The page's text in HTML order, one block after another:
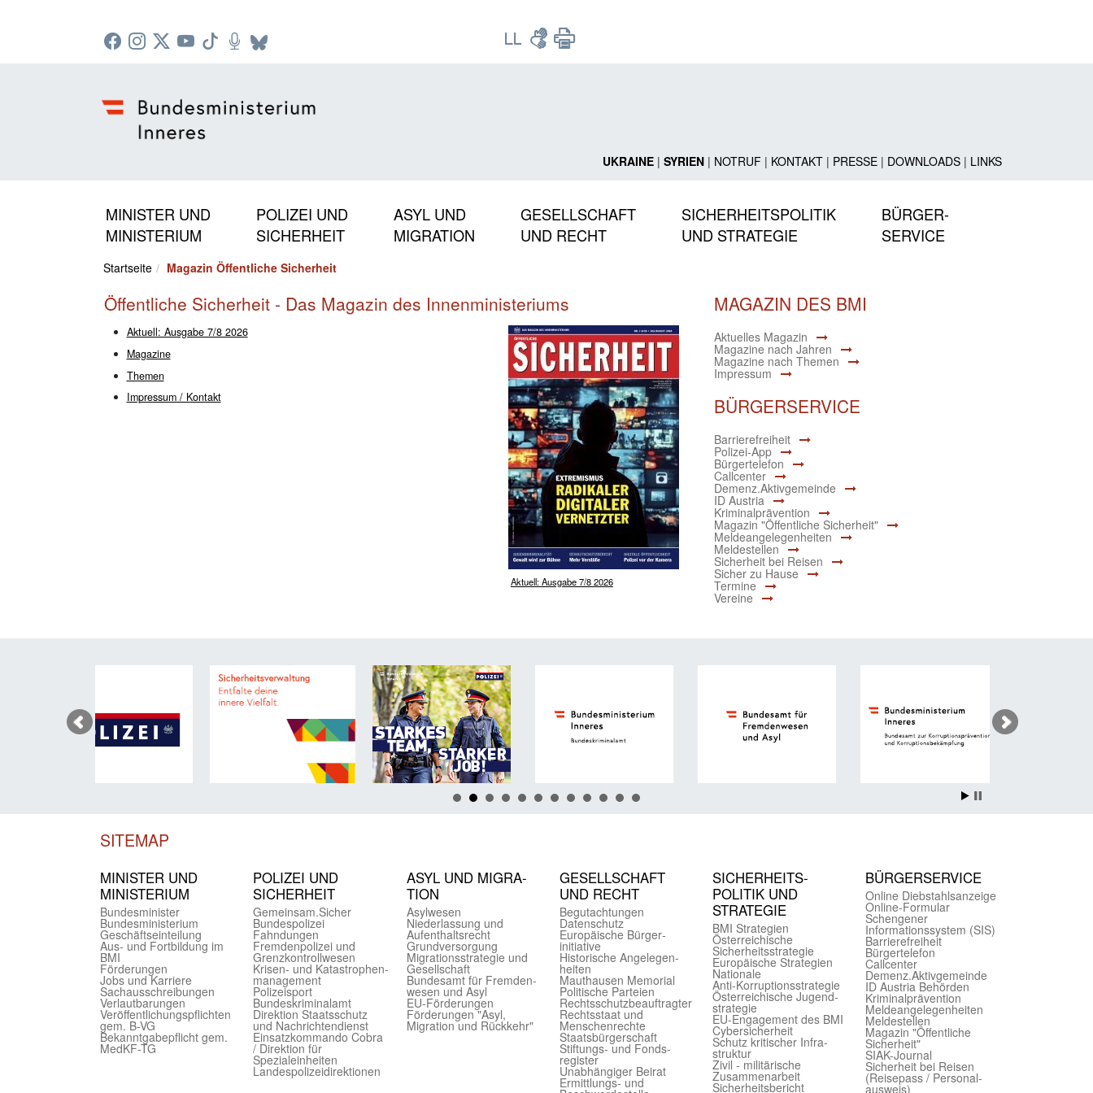
UKRAINE| SYRIEN| NOTRUF| KONTAKT| PRESSE| DOWNLOADS| LINKS
MINISTER UND
MINISTERIUM
POLIZEI UND
SICHERHEIT
ASYL UND
MIGRATION
GESELLSCHAFT
UND RECHT
SICHERHEITSPOLITIK
UND STRATEGIE
BÜRGER-
SERVICE
Startseite Magazin Öffentliche Sicherheit
Öffentliche Sicherheit - Das Magazin des Innenministeriums
Aktuell: Ausgabe 7/8 2026
Aktuell: Ausgabe 7/8 2026
Magazine
Themen
Impressum / Kontakt
MAGAZIN DES BMI
Aktuelles Magazin
Magazine nach Jahren
Magazine nach Themen
Impressum
BÜRGERSERVICE
Barrierefreiheit
Polizei-App
Bürgertelefon
Callcenter
Demenz.Aktivgemeinde
ID Austria
Kriminalprävention
Magazin "Öffentliche Sicherheit"
Meldeangelegenheiten
Meldestellen
Sicherheit bei Reisen
Sicher zu Hause
Termine
Vereine
SITEMAP
MINISTER UND
MINIST­ERIUM
Bundes­minister
Bundes­ministerium
Geschäfts­einteilung
Aus- und Fortbildung im
BMI
Förderungen
Jobs und Karriere
Sachaus­schreibungen
Verlautbarungen
Veröffentlichungspflichten
gem. B-VG
Bekanntgabepflicht gem.
MedKF-TG
POLIZEI UND
SICHER­HEIT
Gemein­sam.Sicher
Bundes­polizei
Fahndungen
Fremdenpolizei und
Grenzkontrollwesen
Krisen- und Katastrophen­
management
Polizeisport
Bundes­kriminal­amt
Direktion Staats­schutz
und Nach­richten­dienst
Einsatz­kommando Cobra
/ Direktion für
Spezialeinheiten
Landes­polizei­direk­tionen
ASYL UND MIGRA­
TION
Asyl­wesen
Nieder­lassung und
Aufent­halts­recht
Grund­versorgung
Migrations­strategie und
Gesell­schaft
Bundes­amt für Fremden­
wesen und Asyl
EU-Förde­rungen
Förderungen "Asyl,
Migration und Rückkehr"
GE­SELL­SCHAFT
UND RECHT
Begut­achtungen
Daten­schutz
Europäische Bürger­
initiative
Historische Angelegen­
heiten
Mauthausen Memorial
Politische Parteien
Rechts­schutz­beauftragter
Rechts­staat und
Menschen­rechte
Staats­bürger­schaft
Stiftungs- und Fonds­
register
Unab­hängiger Beirat
Ermittlungs- und
SICHER­HEITS­
POLITIK UND
STRATEGIE
BMI Strategien
Öster­reichische
Sicherheits­strategie
Europäische Strategien
Nationale
Anti-Korruptions­strategie
Öster­reichische Jugend­
strategie
EU-Engagement des BMI
Cybersicherheit
Schutz kritischer Infra­
struktur
Zivil - militärische
Zusammen­arbeit
Sicherheits­bericht
BÜRGER­SERVICE
Online Diebstahls­anzeige
Online-Formular
Schengener
Informationssystem (SIS)
Barriere­freiheit
Bürger­telefon
Call­center
Demenz.Aktiv­gemeinde
ID Austria Behörden
Kriminal­prävention
Melde­an­ge­le­gen­heiten
Meld­estellen
Magazin "Öffentliche
Sicherheit"
SIAK-Journal
Sicherheit bei Reisen
(Reise­pass / Personal­
ausweis)